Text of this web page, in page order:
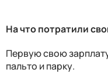
На что потратили
Первую свою
пальто и парку.